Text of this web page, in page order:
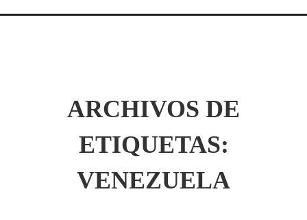
ARCHIVOS DE
ETIQUETAS:
VENEZUELA